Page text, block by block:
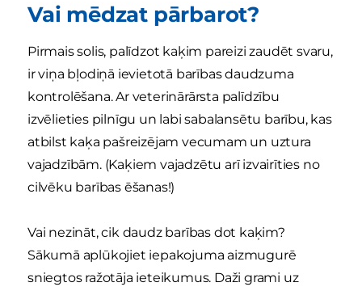
Vai mēdzat pārbarot?
Pirmais solis, palīdzot kaķim pareizi zaudēt svaru,
ir viņa bļodiņā ievietotā barības daudzuma
kontrolēšana. Ar veterinārārsta palīdzību
izvēlieties pilnīgu un labi sabalansētu barību, kas
atbilst kaķa pašreizējam vecumam un uztura
vajadzībām. (Kaķiem vajadzētu arī izvairīties no
cilvēku barības ēšanas!)
Vai nezināt, cik daudz barības dot kaķim?
Sākumā aplūkojiet iepakojuma aizmugurē
sniegtos ražotāja ieteikumus. Daži grami uz